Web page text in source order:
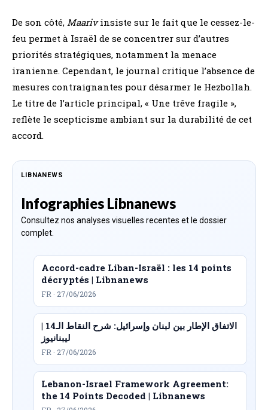
De son côté, Maarivinsiste sur le fait que le cessez-le-
feu permet à Israël de se concentrer sur d’autres
priorités stratégiques, notamment la menace
iranienne. Cependant, le journal critique l’absence de
mesures contraignantes pour désarmer le Hezbollah.
Le titre de l’article principal, « Une trêve fragile »,
reflète le scepticisme ambiant sur la durabilité de cet
accord.
LIBNANEWS
Infographies Libnanews
Consultez nos analyses visuelles recentes et le dossier
complet.
Accord-cadre Liban-Israël : les 14 points
décryptés | Libnanews
FR · 27/06/2026
الاتفاق الإطار بين لبنان وإسرائيل: شرح النقاط الـ14 |
ليبنانيوز
FR · 27/06/2026
Lebanon-Israel Framework Agreement:
the 14 Points Decoded | Libnanews